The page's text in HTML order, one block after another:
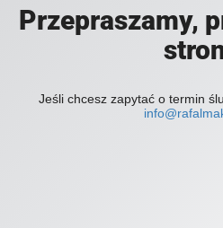
Przepraszamy,
Jeśli chcesz zapytać o termin